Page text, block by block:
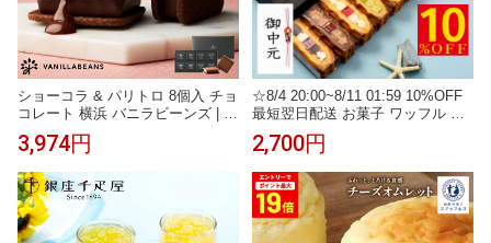
ショーコラ & パリトロ 8個入 チョ
コレート 横浜 バニラビーンズ | チ
ョコサンド 生チョコ チョコ 洋菓
子 お菓子 高級 チョコレートギフ
わせ お取り寄せ スイーツ プレゼ
ント 2026 お中元
3,974円
☆8/4 20:00~8/11 01:59 10%OFF
最短翌日配送 お菓子 ワッフル ケ
ーキ 10個 翌日配達 誕生日プレゼ
ント お返し ギフト 洋菓子 内祝い
い スイーツ詰め合わせ 誕生日 ギ
フトセット 手土産 3000円のお菓
子 3000円ポッキリ ワッフルスイ
ーツ
2,700円